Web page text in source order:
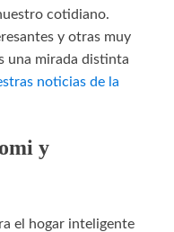
cotidiano.
y otras muy
una mirada distinta
noticias de la
y
el hogar inteligente